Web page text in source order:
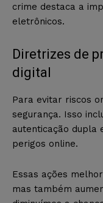
crime destaca a
eletrônicos.
Diretrizes de
digital
Para evitar riscos
segurança. Isso
autenticação dupla
perigos online.
Essas ações
mas também